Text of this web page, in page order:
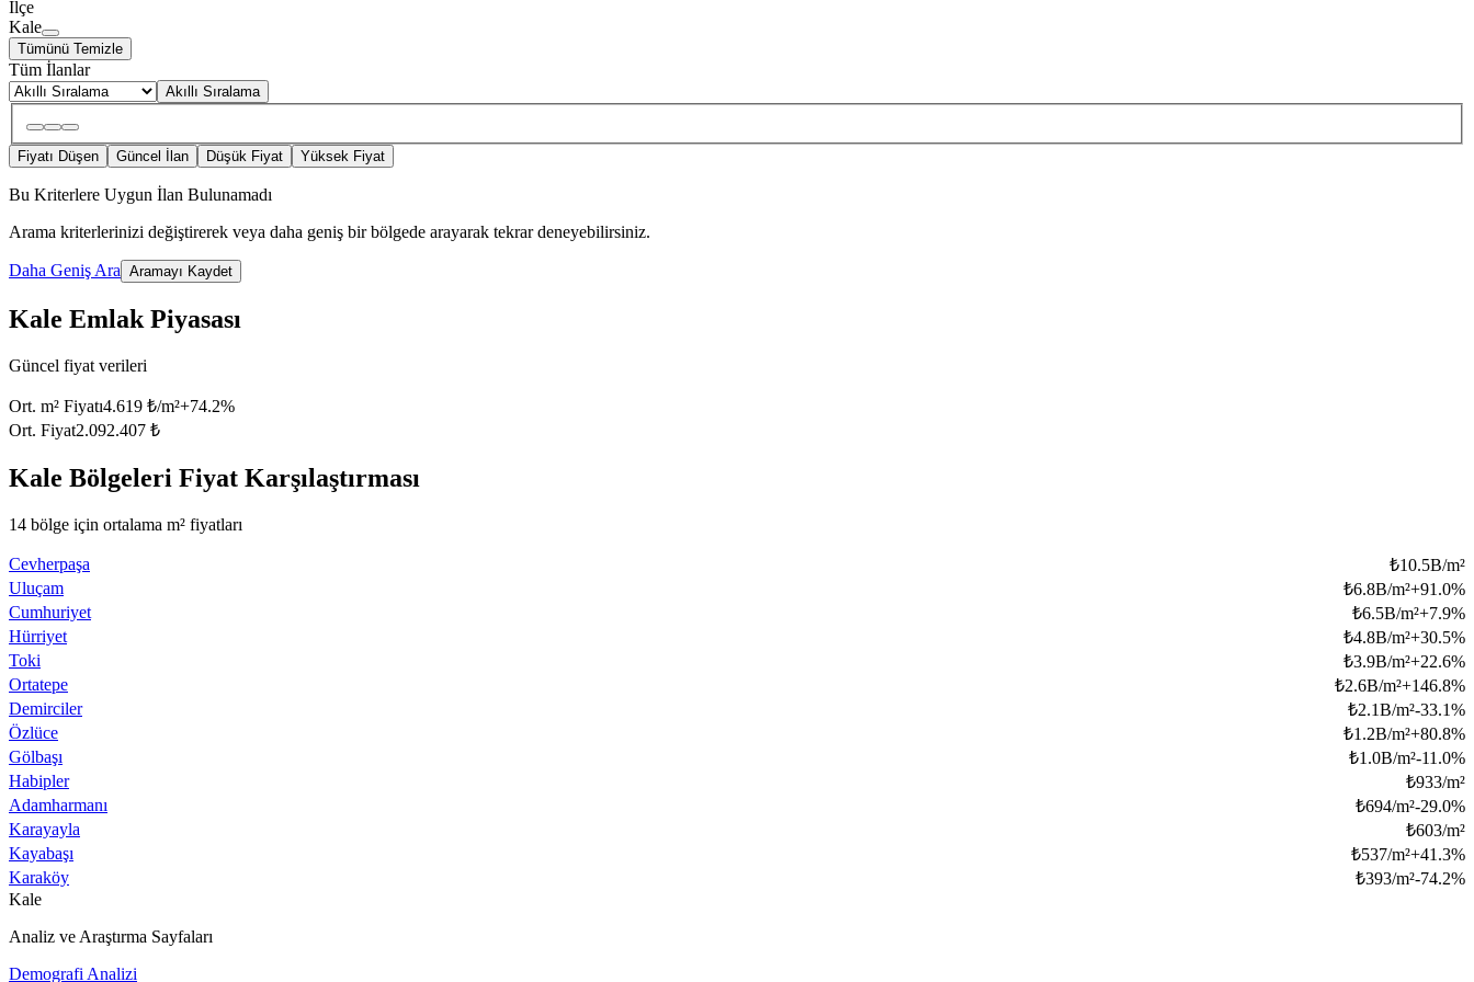
İlçe
Kale
Tümünü Temizle
Tüm İlanlar
Akıllı Sıralama
Fiyatı Düşen Güncel İlan Düşük Fiyat Yüksek Fiyat
Bu Kriterlere Uygun İlan Bulunamadı
Arama kriterlerinizi değiştirerek veya daha geniş bir bölgede arayarak tekrar deneyebilirsiniz.
Daha Geniş Ara Aramayı Kaydet
Kale Emlak Piyasası
Güncel fiyat verileri
Ort. m² Fiyatı4.619 ₺/m²+74.2%
Ort. Fiyat2.092.407 ₺
Kale Bölgeleri Fiyat Karşılaştırması
14 bölge için ortalama m² fiyatları
Cevherpaşa ₺10.5B/m²
Uluçam
₺6.8B/m²+91.0%
Cumhuriyet
₺6.5B/m²+7.9%
Hürriyet
₺4.8B/m²+30.5%
Toki
₺3.9B/m²+22.6%
Ortatepe
₺2.6B/m²+146.8%
Demirciler
₺2.1B/m²-33.1%
Özlüce
₺1.2B/m²+80.8%
Gölbaşı
₺1.0B/m²-11.0%
Habipler
₺933/m²
Adamharmanı
₺694/m²-29.0%
Karayayla
₺603/m²
Kayabaşı
₺537/m²+41.3%
Karaköy
₺393/m²-74.2%
Kale
Analiz ve Araştırma Sayfaları
Demografi Analizi